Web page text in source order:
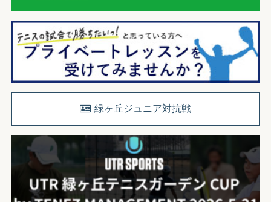
緑ヶ丘ジュニア対抗戦